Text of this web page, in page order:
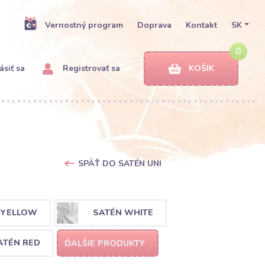
Vernostný program Doprava Kontakt SK
sa Registrovať sa
0
KOŠÍK
SPÄŤ DO SATÉN UNI
SATÉN WHITE
RED ĎALŠIE PRODUKTY